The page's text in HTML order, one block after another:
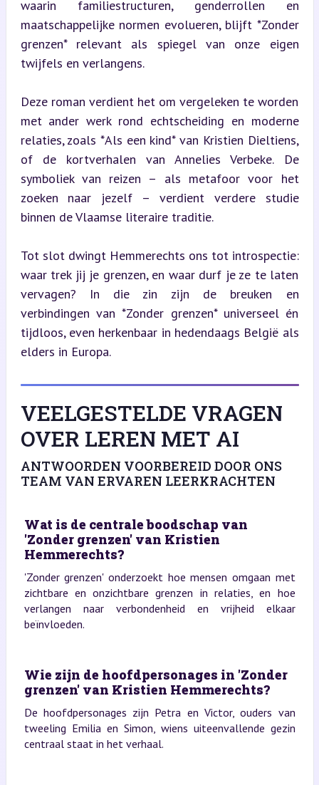
waarin familiestructuren, genderrollen en
maatschappelijke normen evolueren, blijft *Zonder
grenzen* relevant als spiegel van onze eigen
twijfels en verlangens.
Deze roman verdient het om vergeleken te worden
met ander werk rond echtscheiding en moderne
relaties, zoals *Als een kind* van Kristien Dieltiens,
of de kortverhalen van Annelies Verbeke. De
symboliek van reizen – als metafoor voor het
zoeken naar jezelf – verdient verdere studie
binnen de Vlaamse literaire traditie.
Tot slot dwingt Hemmerechts ons tot introspectie:
waar trek jij je grenzen, en waar durf je ze te laten
vervagen? In die zin zijn de breuken en
verbindingen van *Zonder grenzen* universeel én
tijdloos, even herkenbaar in hedendaags België als
elders in Europa.
VEELGESTELDE VRAGEN
OVER LEREN MET AI
ANTWOORDEN VOORBEREID DOOR ONS
TEAM VAN ERVAREN LEERKRACHTEN
Wat is de centrale boodschap van
'Zonder grenzen' van Kristien
Hemmerechts?
'Zonder grenzen' onderzoekt hoe mensen omgaan met
zichtbare en onzichtbare grenzen in relaties, en hoe
verlangen naar verbondenheid en vrijheid elkaar
beïnvloeden.
Wie zijn de hoofdpersonages in 'Zonder
grenzen' van Kristien Hemmerechts?
De hoofdpersonages zijn Petra en Victor, ouders van
tweeling Emilia en Simon, wiens uiteenvallende gezin
centraal staat in het verhaal.